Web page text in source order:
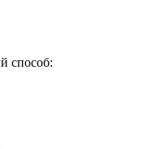
способ: